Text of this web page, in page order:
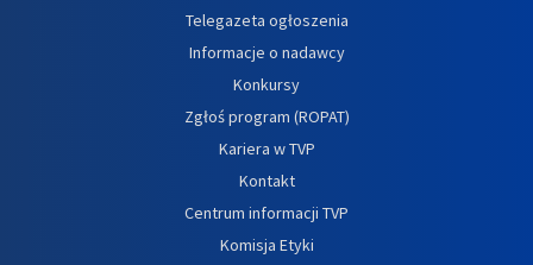
Telegazeta ogłoszenia
Informacje o nadawcy
Konkursy
Zgłoś program (ROPAT)
Kariera w TVP
Kontakt
Centrum informacji TVP
Komisja Etyki